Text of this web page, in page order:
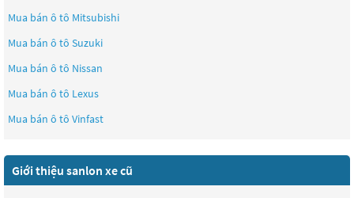
Mua bán ô tô Mitsubishi
Mua bán ô tô Suzuki
Mua bán ô tô Nissan
Mua bán ô tô Lexus
Mua bán ô tô Vinfast
Giới thiệu sanlon xe cũ